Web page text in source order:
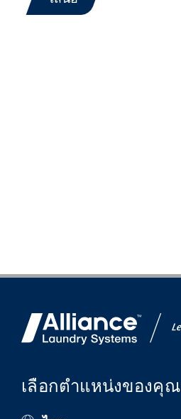
เลือกตำแหน่งของคุณ